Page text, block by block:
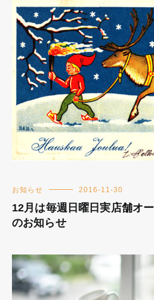
お知らせ 2016-11-30
12月は毎週日曜日実店舗オ
のお知らせ